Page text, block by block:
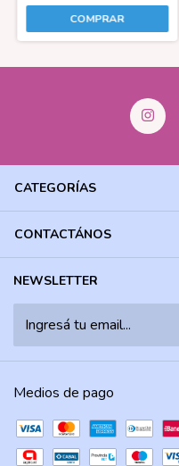
CATEGORÍAS
CONTACTÁNOS
NEWSLETTER
Medios de pago